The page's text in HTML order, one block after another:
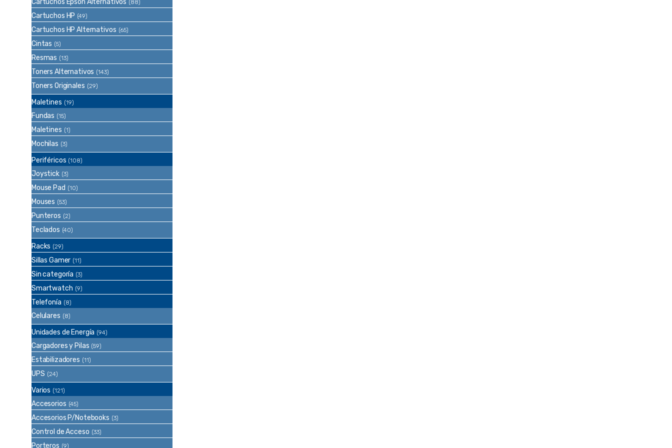
Cartuchos Epson Alternativos (88)
Cartuchos HP (49)
Cartuchos HP Alternativos (65)
Cintas (5)
Resmas (13)
Toners Alternativos (143)
Toners Originales (29)
Maletines (19)
Fundas (15)
Maletines (1)
Mochilas (3)
Periféricos (108)
Joystick (3)
Mouse Pad (10)
Mouses (53)
Punteros (2)
Teclados (40)
Racks (29)
Sillas Gamer (11)
Sin categoría (3)
Smartwatch (9)
Telefonía (8)
Celulares (8)
Unidades de Energía (94)
Cargadores y Pilas (59)
Estabilizadores (11)
UPS (24)
Varios (121)
Accesorios (45)
Accesorios P/Notebooks (3)
Control de Acceso (33)
Porteros (9)